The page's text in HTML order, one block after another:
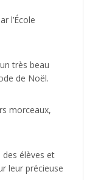
l’École
très beau
de Noël.
morceaux,
des élèves et
leur précieuse